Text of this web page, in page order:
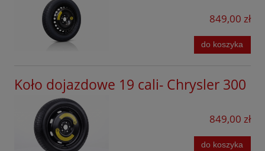
Honda
Hyundai
Leapmotor
Lexus
849,00 zł
do koszyka
Koło dojazdowe 19 cali- Chrysler 300
849,00 zł
do koszyka